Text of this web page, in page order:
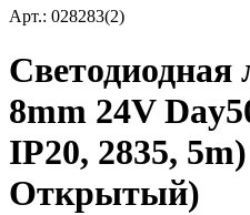
Арт.: 028283(2)
Светодиодная
8mm 24V
IP20, 2835,
Открытый)